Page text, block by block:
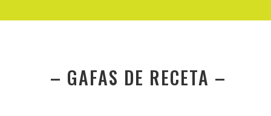
– GAFAS DE RECETA –